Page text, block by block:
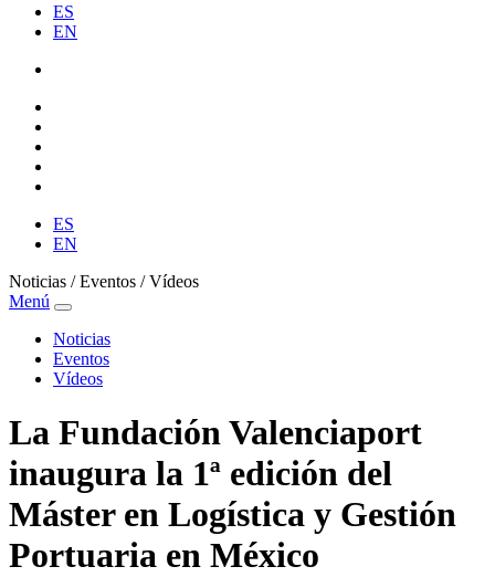
ES
EN
ES
EN
Noticias / Eventos / Vídeos
Menú
Noticias
Eventos
Vídeos
La Fundación Valenciaport
inaugura la 1ª edición del
Máster en Logística y Gestión
Portuaria en México